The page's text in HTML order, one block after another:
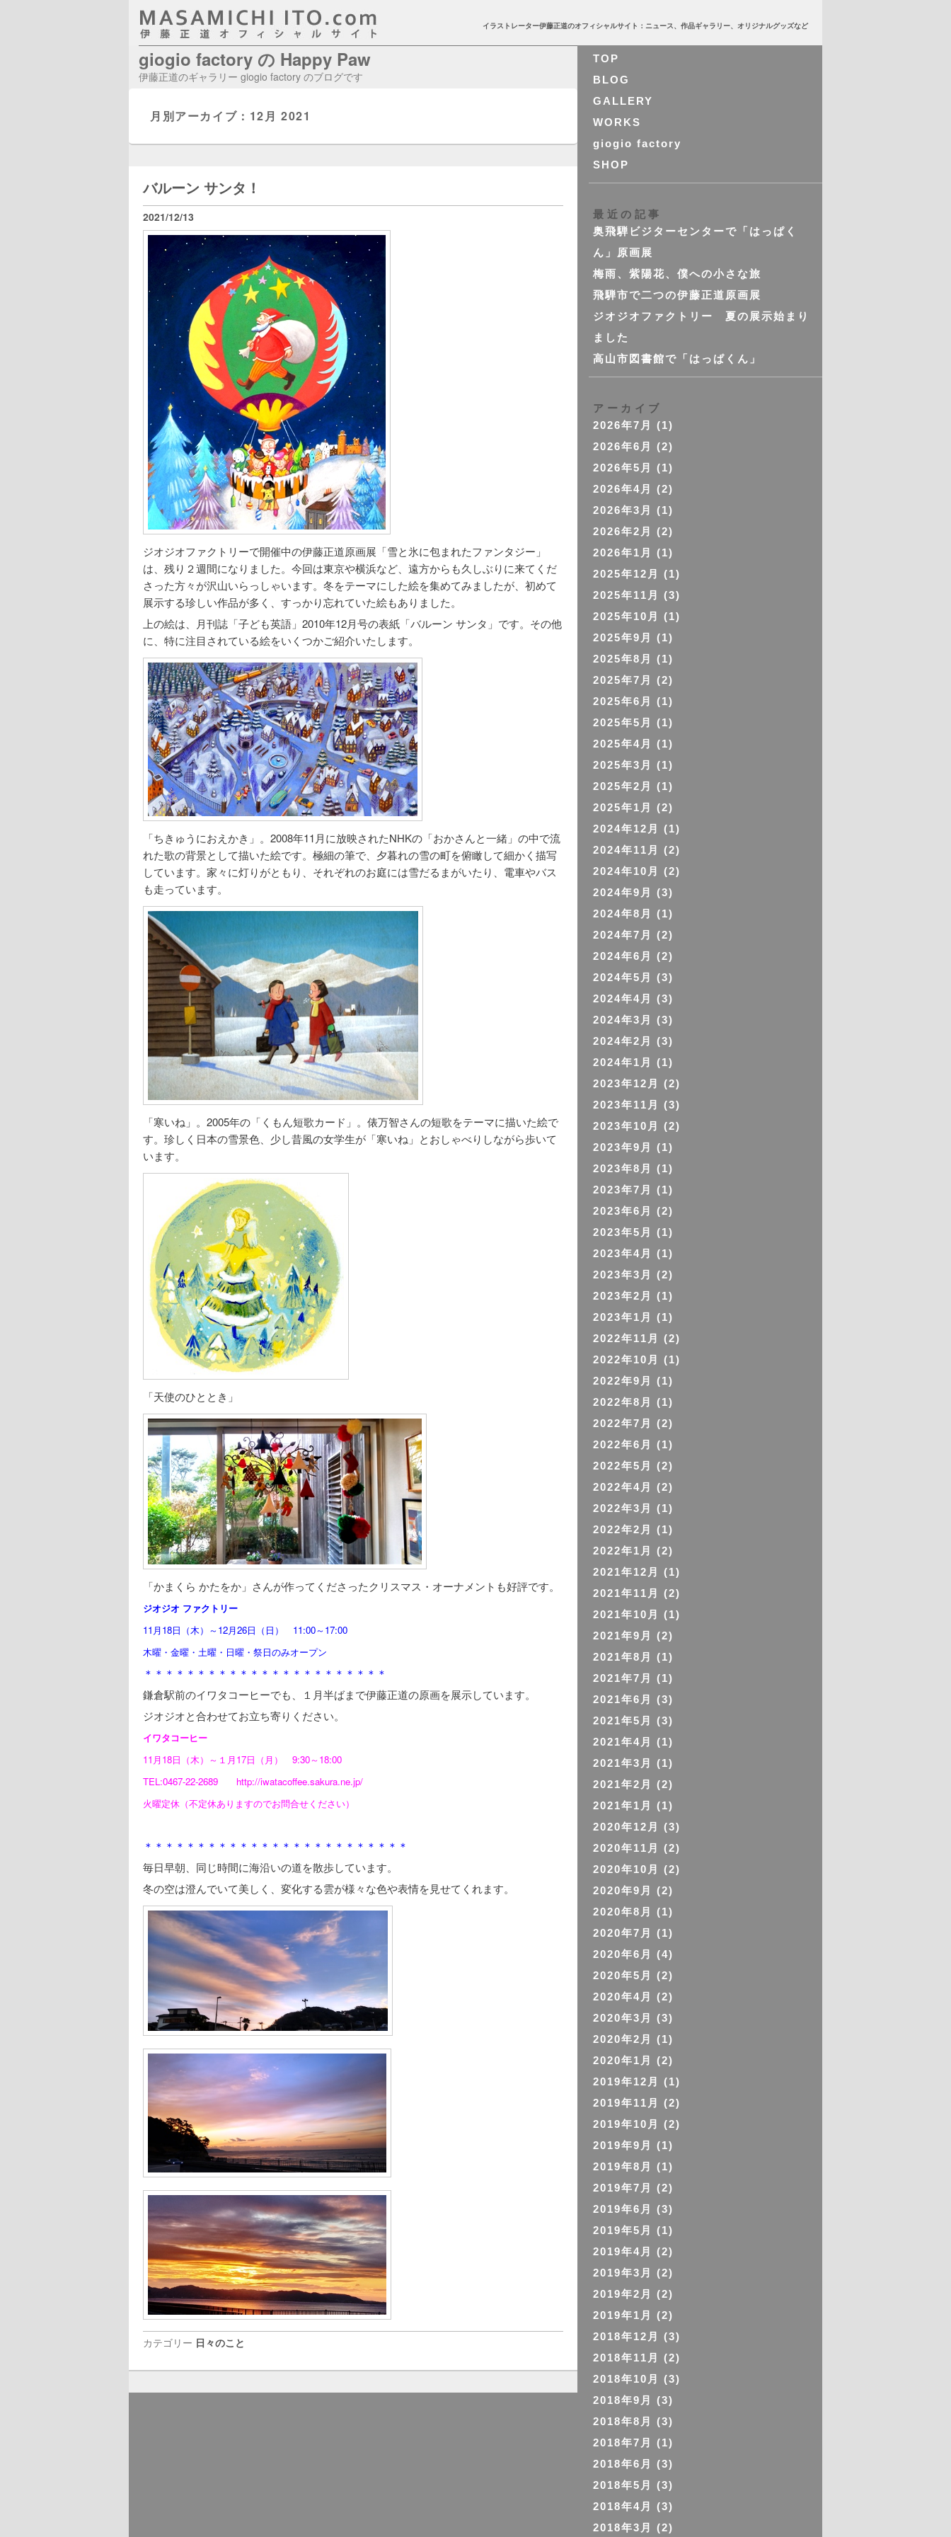
イラストレーター伊藤正道のオフィシャルサイト：ニュース、作品ギャラリー、オリジナルグッズなど
giogio factory の Happy Paw
伊藤正道のギャラリー giogio factory のブログです
月別アーカイブ： 12月 2021
バルーン サンタ！
2021/12/13
ジオジオファクトリーで開催中の伊藤正道原画展「雪と氷に包まれたファンタジー」
は、残り２週間になりました。今回は東京や横浜など、遠方からも久しぶりに来てくだ
さった方々が沢山いらっしゃいます。冬をテーマにした絵を集めてみましたが、初めて
展示する珍しい作品が多く、すっかり忘れていた絵もありました。
上の絵は、月刊誌「子ども英語」2010年12月号の表紙「バルーン サンタ」です。その他
に、特に注目されている絵をいくつかご紹介いたします。
「ちきゅうにおえかき」。2008年11月に放映されたNHKの「おかさんと一緒」の中で流
れた歌の背景として描いた絵です。極細の筆で、夕暮れの雪の町を俯瞰して細かく描写
しています。家々に灯りがともり、それぞれのお庭には雪だるまがいたり、電車やバス
も走っています。
「寒いね」。2005年の「くもん短歌カード」。俵万智さんの短歌をテーマに描いた絵で
す。珍しく日本の雪景色、少し昔風の女学生が「寒いね」とおしゃべりしながら歩いて
います。
「天使のひととき」
「かまくら かたをか」さんが作ってくださったクリスマス・オーナメントも好評です。
ジオジオ ファクトリー
11月18日（木）～12月26日（日） 11:00～17:00
木曜・金曜・土曜・日曜・祭日のみオープン
＊＊＊＊＊＊＊＊＊＊＊＊＊＊＊＊＊＊＊＊＊＊＊
鎌倉駅前のイワタコーヒーでも、１月半ばまで伊藤正道の原画を展示しています。
ジオジオと合わせてお立ち寄りください。
イワタコーヒー
11月18日（木）～１月17日（月） 9:30～18:00
TEL:0467-22-2689 http://iwatacoffee.sakura.ne.jp/
火曜定休（不定休ありますのでお問合せください）
＊＊＊＊＊＊＊＊＊＊＊＊＊＊＊＊＊＊＊＊＊＊＊＊＊
毎日早朝、同じ時間に海沿いの道を散歩しています。
冬の空は澄んでいて美しく、変化する雲が様々な色や表情を見せてくれます。
カテゴリー 日々のこと
TOP
BLOG
GALLERY
WORKS
giogio factory
SHOP
最近の記事
奥飛騨ビジターセンターで「はっぱく
ん」原画展
梅雨、紫陽花、僕への小さな旅
飛騨市で二つの伊藤正道原画展
ジオジオファクトリー 夏の展示始まり
ました
高山市図書館で「はっぱくん」
アーカイブ
2026年7月
(1)
2026年6月
(2)
2026年5月
(1)
2026年4月
(2)
2026年3月
(1)
2026年2月
(2)
2026年1月
(1)
2025年12月
(1)
2025年11月
(3)
2025年10月
(1)
2025年9月
(1)
2025年8月
(1)
2025年7月
(2)
2025年6月
(1)
2025年5月
(1)
2025年4月
(1)
2025年3月
(1)
2025年2月
(1)
2025年1月
(2)
2024年12月
(1)
2024年11月
(2)
2024年10月
(2)
2024年9月
(3)
2024年8月
(1)
2024年7月
(2)
2024年6月
(2)
2024年5月
(3)
2024年4月
(3)
2024年3月
(3)
2024年2月
(3)
2024年1月
(1)
2023年12月
(2)
2023年11月
(3)
2023年10月
(2)
2023年9月
(1)
2023年8月
(1)
2023年7月
(1)
2023年6月
(2)
2023年5月
(1)
2023年4月
(1)
2023年3月
(2)
2023年2月
(1)
2023年1月
(1)
2022年11月
(2)
2022年10月
(1)
2022年9月
(1)
2022年8月
(1)
2022年7月
(2)
2022年6月
(1)
2022年5月
(2)
2022年4月
(2)
2022年3月
(1)
2022年2月
(1)
2022年1月
(2)
2021年12月
(1)
2021年11月
(2)
2021年10月
(1)
2021年9月
(2)
2021年8月
(1)
2021年7月
(1)
2021年6月
(3)
2021年5月
(3)
2021年4月
(1)
2021年3月
(1)
2021年2月
(2)
2021年1月
(1)
2020年12月
(3)
2020年11月
(2)
2020年10月
(2)
2020年9月
(2)
2020年8月
(1)
2020年7月
(1)
2020年6月
(4)
2020年5月
(2)
2020年4月
(2)
2020年3月
(3)
2020年2月
(1)
2020年1月
(2)
2019年12月
(1)
2019年11月
(2)
2019年10月
(2)
2019年9月
(1)
2019年8月
(1)
2019年7月
(2)
2019年6月
(3)
2019年5月
(1)
2019年4月
(2)
2019年3月
(2)
2019年2月
(2)
2019年1月
(2)
2018年12月
(3)
2018年11月
(2)
2018年10月
(3)
2018年9月
(3)
2018年8月
(3)
2018年7月
(1)
2018年6月
(3)
2018年5月
(3)
2018年4月
(3)
2018年3月
(2)